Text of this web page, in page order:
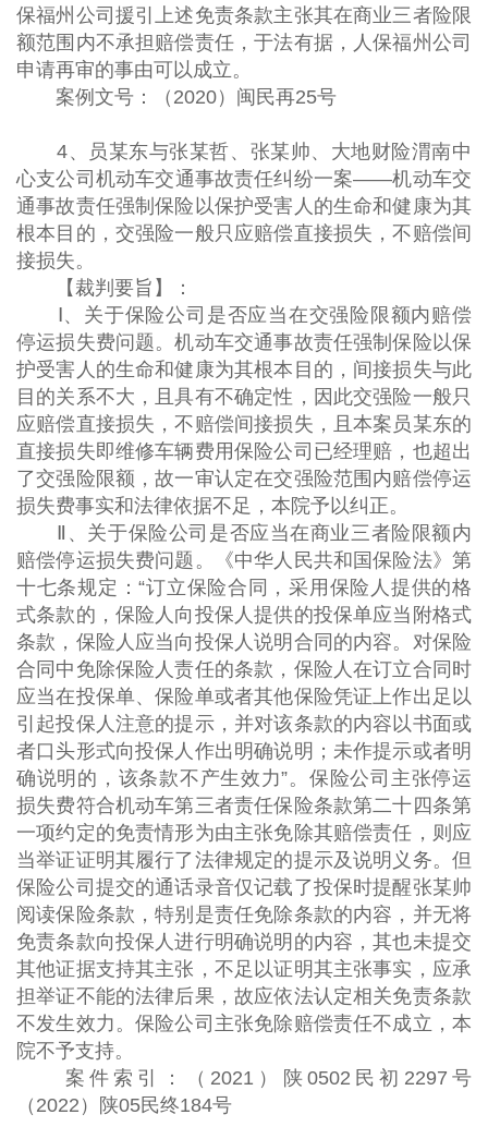
保福州公司援引上述免责条款主张其在商业三者险限
额范围内不承担赔偿责任，于法有据，人保福州公司
申请再审的事由可以成立。
案例文号：（2020）闽民再25号
4、员某东与张某哲、张某帅、大地财险渭南中
心支公司机动车交通事故责任纠纷一案——机动车交
通事故责任强制保险以保护受害人的生命和健康为其
根本目的，交强险一般只应赔偿直接损失，不赔偿间
接损失。
【裁判要旨】：
Ⅰ、关于保险公司是否应当在交强险限额内赔偿
停运损失费问题。机动车交通事故责任强制保险以保
护受害人的生命和健康为其根本目的，间接损失与此
目的关系不大，且具有不确定性，因此交强险一般只
应赔偿直接损失，不赔偿间接损失，且本案员某东的
直接损失即维修车辆费用保险公司已经理赔，也超出
了交强险限额，故一审认定在交强险范围内赔偿停运
损失费事实和法律依据不足，本院予以纠正。
Ⅱ、关于保险公司是否应当在商业三者险限额内
赔偿停运损失费问题。《中华人民共和国保险法》第
十七条规定：“订立保险合同，采用保险人提供的格
式条款的，保险人向投保人提供的投保单应当附格式
条款，保险人应当向投保人说明合同的内容。对保险
合同中免除保险人责任的条款，保险人在订立合同时
应当在投保单、保险单或者其他保险凭证上作出足以
引起投保人注意的提示，并对该条款的内容以书面或
者口头形式向投保人作出明确说明；未作提示或者明
确说明的，该条款不产生效力”。保险公司主张停运
损失费符合机动车第三者责任保险条款第二十四条第
一项约定的免责情形为由主张免除其赔偿责任，则应
当举证证明其履行了法律规定的提示及说明义务。但
保险公司提交的通话录音仅记载了投保时提醒张某帅
阅读保险条款，特别是责任免除条款的内容，并无将
免责条款向投保人进行明确说明的内容，其也未提交
其他证据支持其主张，不足以证明其主张事实，应承
担举证不能的法律后果，故应依法认定相关免责条款
不发生效力。保险公司主张免除赔偿责任不成立，本
院不予支持。
案件索引：（2021）陕0502民初2297号
（2022）陕05民终184号